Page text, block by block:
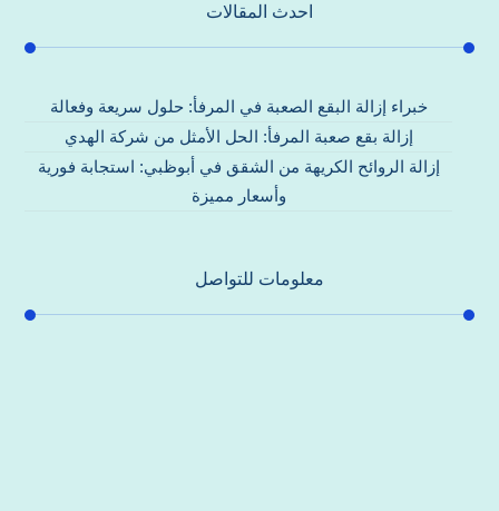
احدث المقالات
خبراء إزالة البقع الصعبة في المرفأ: حلول سريعة وفعالة
إزالة بقع صعبة المرفأ: الحل الأمثل من شركة الهدي
إزالة الروائح الكريهة من الشقق في أبوظبي: استجابة فورية
وأسعار مميزة
معلومات للتواصل